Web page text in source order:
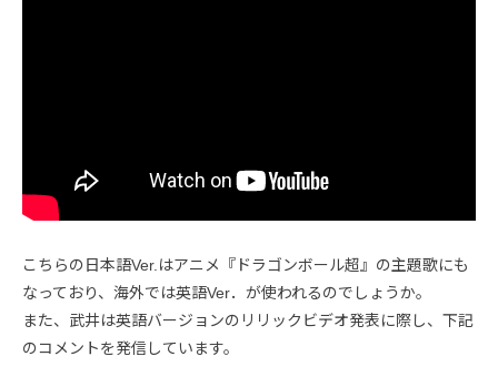
こちらの日本語Ver.はアニメ『ドラゴンボール超』の主題歌にも
なっており、海外では英語Ver．が使われるのでしょうか。
また、武井は英語バージョンのリリックビデオ発表に際し、下記
のコメントを発信しています。